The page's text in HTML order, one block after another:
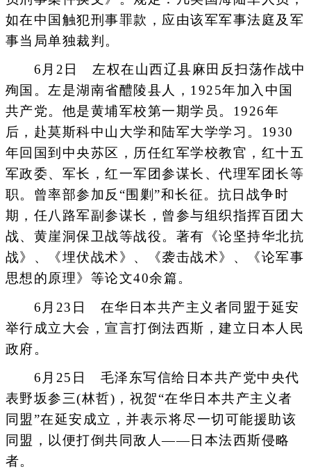
如在中国触犯刑事罪款，应由该军军事法庭及军
事当局单独裁判。
6月2日 左权在山西辽县麻田反扫荡作战中
殉国。左是湖南省醴陵县人，1925年加入中国
共产党。他是黄埔军校第一期学员。1926年
后，赴莫斯科中山大学和陆军大学学习。1930
年回国到中央苏区，历任红军学校教官，红十五
军政委、军长，红一军团参谋长、代理军团长等
职。曾率部参加反“围剿”和长征。抗日战争时
期，任八路军副参谋长，曾参与组织指挥百团大
战、黄崖洞保卫战等战役。著有《论坚持华北抗
战》、《埋伏战术》、《袭击战术》、《论军事
思想的原理》等论文40余篇。
6月23日 在华日本共产主义者同盟于延安
举行成立大会，宣言打倒法西斯，建立日本人民
政府。
6月25日 毛泽东写信给日本共产党中央代
表野坂参三(林哲)，祝贺“在华日本共产主义者
同盟”在延安成立，并表示将尽一切可能援助该
同盟，以便打倒共同敌人――日本法西斯侵略
者。